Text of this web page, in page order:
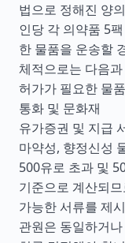
법으로 정해진 양
인당 각 의약품 5
한 물품을 운송할
체적으로는 다음
허가가 필요한 물품
통화 및 문화재
유가증권 및 지급
마약성, 향정신성
500유로 초과 및
기준으로 계산되
가능한 서류를 제
관원은 동일하거